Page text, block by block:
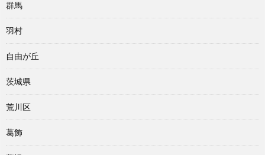
群馬
羽村
自由が丘
茨城県
荒川区
葛飾